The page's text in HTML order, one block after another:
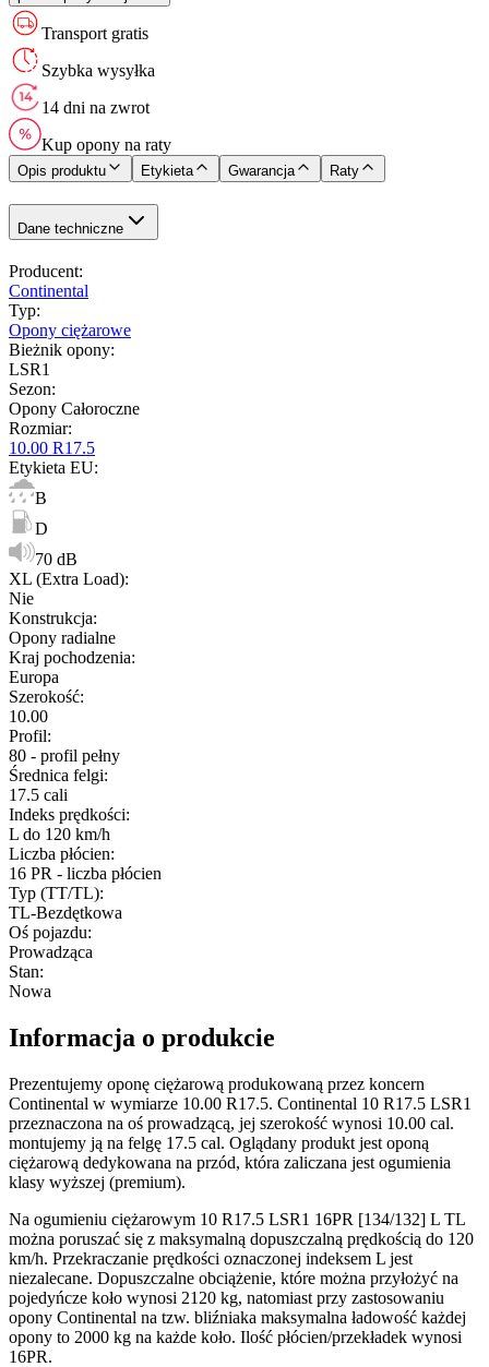
Transport gratis
Szybka wysyłka
14 dni na zwrot
Kup opony na raty
Opis produktu Etykieta Gwarancja Raty
Dane techniczne
Producent:
Continental
Typ:
Opony ciężarowe
Bieżnik opony:
LSR1
Sezon:
Opony Całoroczne
Rozmiar:
10.00 R17.5
Etykieta EU:
B
D
70 dB
XL (Extra Load):
Nie
Konstrukcja:
Opony radialne
Kraj pochodzenia:
Europa
Szerokość:
10.00
Profil:
80 - profil pełny
Średnica felgi:
17.5 cali
Indeks prędkości:
L do 120 km/h
Liczba płócien:
16 PR - liczba płócien
Typ (TT/TL):
TL-Bezdętkowa
Oś pojazdu:
Prowadząca
Stan:
Nowa
Informacja o produkcie
Prezentujemy oponę ciężarową produkowaną przez koncern
Continental w wymiarze 10.00 R17.5. Continental 10 R17.5 LSR1
przeznaczona na oś prowadzącą, jej szerokość wynosi 10.00 cal.
montujemy ją na felgę 17.5 cal. Oglądany produkt jest oponą
ciężarową dedykowana na przód, która zaliczana jest ogumienia
klasy wyższej (premium).
Na ogumieniu ciężarowym 10 R17.5 LSR1 16PR [134/132] L TL
można poruszać się z maksymalną dopuszczalną prędkością do 120
km/h. Przekraczanie prędkości oznaczonej indeksem L jest
niezalecane. Dopuszczalne obciążenie, które można przyłożyć na
pojedyńcze koło wynosi 2120 kg, natomiast przy zastosowaniu
opony Continental na tzw. bliźniaka maksymalna ładowość każdej
opony to 2000 kg na każde koło. Ilość płócien/przekładek wynosi
16PR.